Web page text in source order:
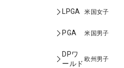
LPGA 米国女子
PGA 米国男子
DPワ
ールド
欧州男子